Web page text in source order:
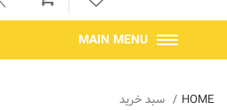
MAIN MENU
HOME سبد خرید